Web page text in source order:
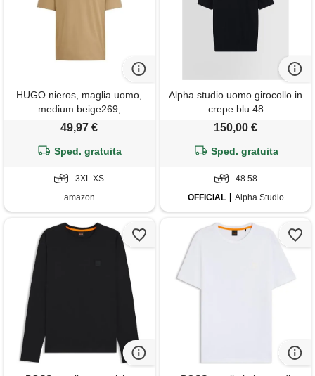
HUGO nieros, maglia uomo,
medium beige269,
49,97 €
Sped. gratuita
3XL XS
amazon
Alpha studio uomo girocollo in
crepe blu 48
150,00 €
Sped. gratuita
48 58
OFFICIAL
Alpha Studio